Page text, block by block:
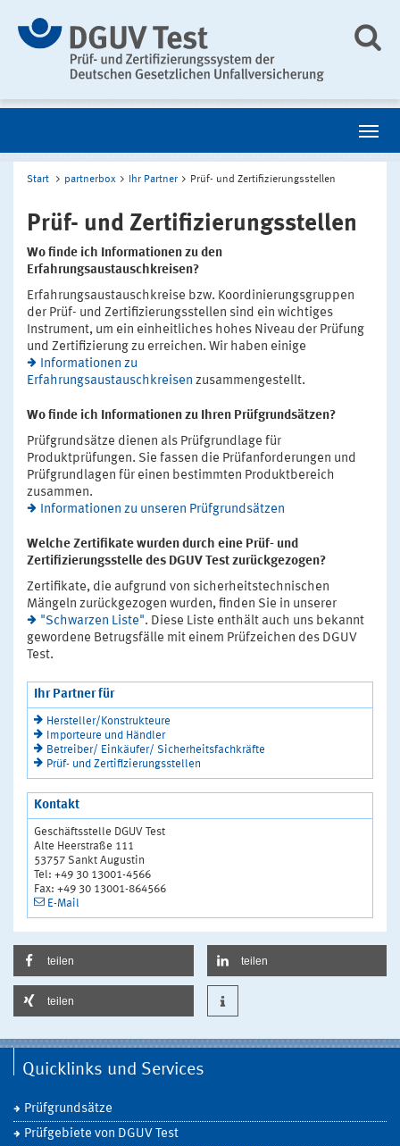
Start partnerbox Ihr Partner Prüf- und Zertifizierungsstellen
Prüf- und Zertifizierungsstellen
Wo finde ich Informationen zu den
Erfahrungsaustauschkreisen?
Erfahrungsaustauschkreise bzw. Koordinierungsgruppen
der Prüf- und Zertifizierungsstellen sind ein wichtiges
Instrument, um ein einheitliches hohes Niveau der Prüfung
und Zertifizierung zu erreichen. Wir haben einige
Informationen zu
Erfahrungsaustauschkreisen zusammengestellt.
Wo finde ich Informationen zu Ihren Prüfgrundsätzen?
Prüfgrundsätze dienen als Prüfgrundlage für
Produktprüfungen. Sie fassen die Prüfanforderungen und
Prüfgrundlagen für einen bestimmten Produktbereich
zusammen.
Informationen zu unseren Prüfgrundsätzen
Welche Zertifikate wurden durch eine Prüf- und
Zertifizierungsstelle des DGUV Test zurückgezogen?
Zertifikate, die aufgrund von sicherheitstechnischen
Mängeln zurückgezogen wurden, finden Sie in unserer
"Schwarzen Liste". Diese Liste enthält auch uns bekannt
gewordene Betrugsfälle mit einem Prüfzeichen des DGUV
Test.
Ihr Partner für
Hersteller/Konstrukteure
Importeure und Händler
Betreiber/ Einkäufer/ Sicherheitsfachkräfte
Prüf- und Zertifizierungsstellen
Kontakt
Geschäftsstelle DGUV Test
Alte Heerstraße 111
53757 Sankt Augustin
Tel: +49 30 13001-4566
Fax: +49 30 13001-864566
E-Mail
teilen teilen
teilen
Quicklinks und Services
Prüfgrundsätze
Prüfgebiete von DGUV Test